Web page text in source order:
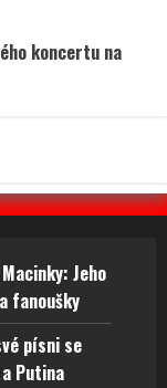
koncertu na
Jeho
fanoušky
písni se
Putina